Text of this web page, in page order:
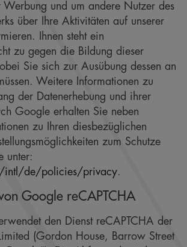
Werbung und um andere Nutzer des
über Ihre Aktivitäten auf unserer
Ihnen steht ein
zu gegen die Bildung dieser
Sie sich zur Ausübung dessen an
Weitere Informationen zu
der Datenerhebung und ihrer
Google erhalten Sie neben
zu Ihren diesbezüglichen
zum Schutze
unter:
intl/de/policies/privacy.
Google reCAPTCHA
den Dienst reCAPTCHA der
(Gordon House, Barrow Street